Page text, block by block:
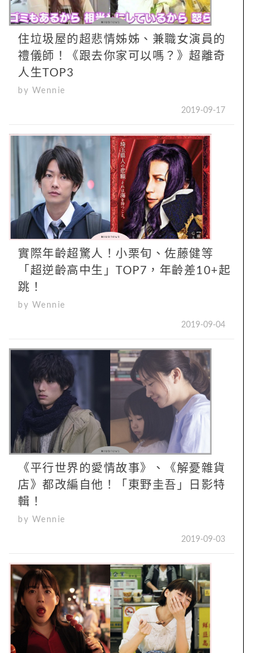
住垃圾屋的超悲情姊姊、兼職女演員的
禮儀師！《跟去你家可以嗎？》超離奇
人生TOP3
by Wennie
2019-09-17
實際年齡超驚人！小栗旬、佐藤健等
「超逆齡高中生」TOP7，年齡差10+起
跳！
by Wennie
2019-09-04
《平行世界的愛情故事》、《解憂雜貨
店》都改編自他！「東野圭吾」日影特
輯！
by Wennie
2019-09-03